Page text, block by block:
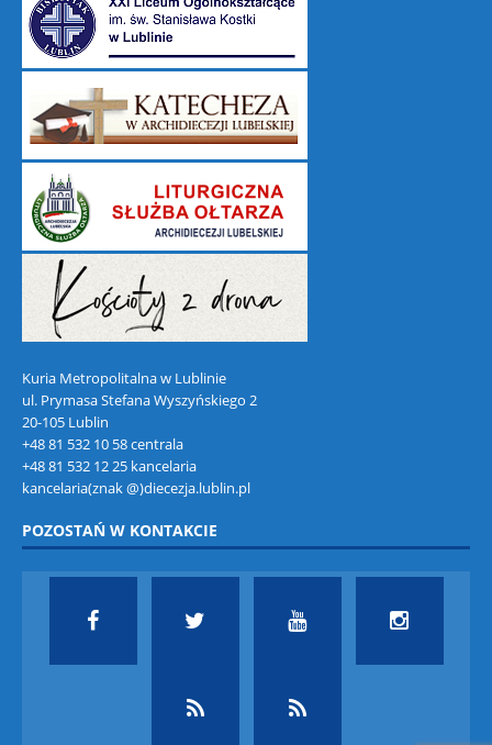
Kuria Metropolitalna w Lublinie
ul. Prymasa Stefana Wyszyńskiego 2
20-105 Lublin
+48 81 532 10 58 centrala
+48 81 532 12 25 kancelaria
kancelaria(znak @)diecezja.lublin.pl
POZOSTAŃ W KONTAKCIE